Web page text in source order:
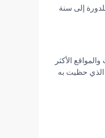
إلى سنة
الأكثر
الذي حظيت به